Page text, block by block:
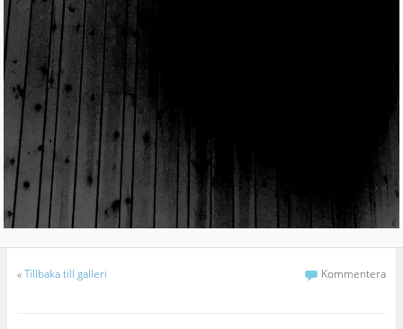
«Tillbaka till galleri Kommentera